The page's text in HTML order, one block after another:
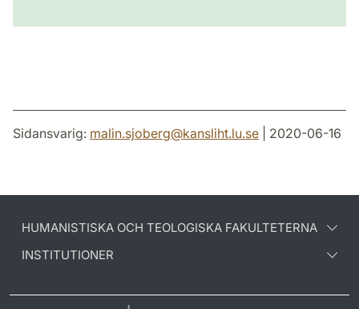
Sidansvarig: malin.sjoberg@kansliht.lu.se | 2020-06-16
HUMANISTISKA OCH TEOLOGISKA FAKULTETERNA
INSTITUTIONER